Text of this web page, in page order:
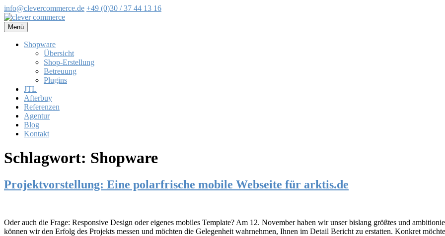
info@clevercommerce.de +49 (0)30 / 37 44 13 16
Zum
Inhalt
springen
Menü
Shopware
Übersicht
Shop-Erstellung
Betreuung
Plugins
JTL
Afterbuy
Referenzen
Agentur
Blog
Kontakt
Schlagwort: Shopware
Projektvorstellung: Eine polarfrische mobile Webseite für arktis.de
Oder auch die Frage: Responsive Design oder eigenes mobiles Template? Am 12. November haben wir unser bislang größtes und
können wir den Erfolg des Projekts messen und möchten die Gelegenheit wahrnehmen, Ihnen im Detail Bericht zu erstatten. Konkret